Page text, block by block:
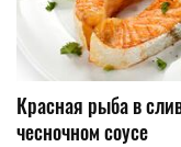
Красная рыба в
чесночном соусе